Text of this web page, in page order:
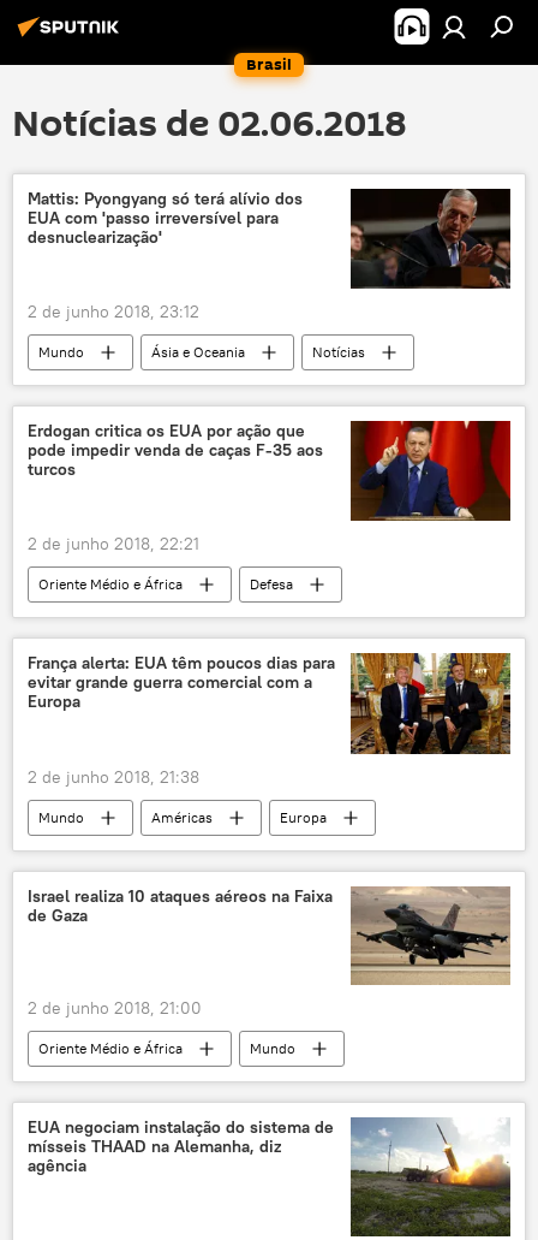
Brasil
Notícias de 02.06.2018
Mattis: Pyongyang só terá alívio dos
EUA com 'passo irreversível para
desnuclearização'
2 de junho 2018, 23:12
Mundo Ásia e Oceania
Notícias
Coreia do Norte
Singapura
James Mattis
Donald Trump
Kim Jong-un
diplomacia
cúpula
acordo de paz
EUA
Erdogan critica os EUA por ação que
pode impedir venda de caças F-35 aos
turcos
2 de junho 2018, 22:21
Oriente Médio e África
Defesa
Mundo
Notícias
Turquia
Índia
Recep Tayyip Erdogan
William Thornberry
relações estratégicas
diplomacia
EUA
França alerta: EUA têm poucos dias para
evitar grande guerra comercial com a
Europa
2 de junho 2018, 21:38
Mundo Américas
Europa
Notícias
Canadá
México
Bruno Le Maire
Steven Mnuchin
Donald Trump
importações
EUA
Israel realiza 10 ataques aéreos na Faixa
de Gaza
2 de junho 2018, 21:00
Oriente Médio e África
Mundo
Notícias
Israel Hamas
EUA negociam instalação do sistema de
mísseis THAAD na Alemanha, diz
agência